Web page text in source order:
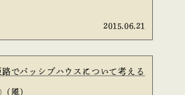
2015.06.21
路でパッシブハウスについて考える
風）